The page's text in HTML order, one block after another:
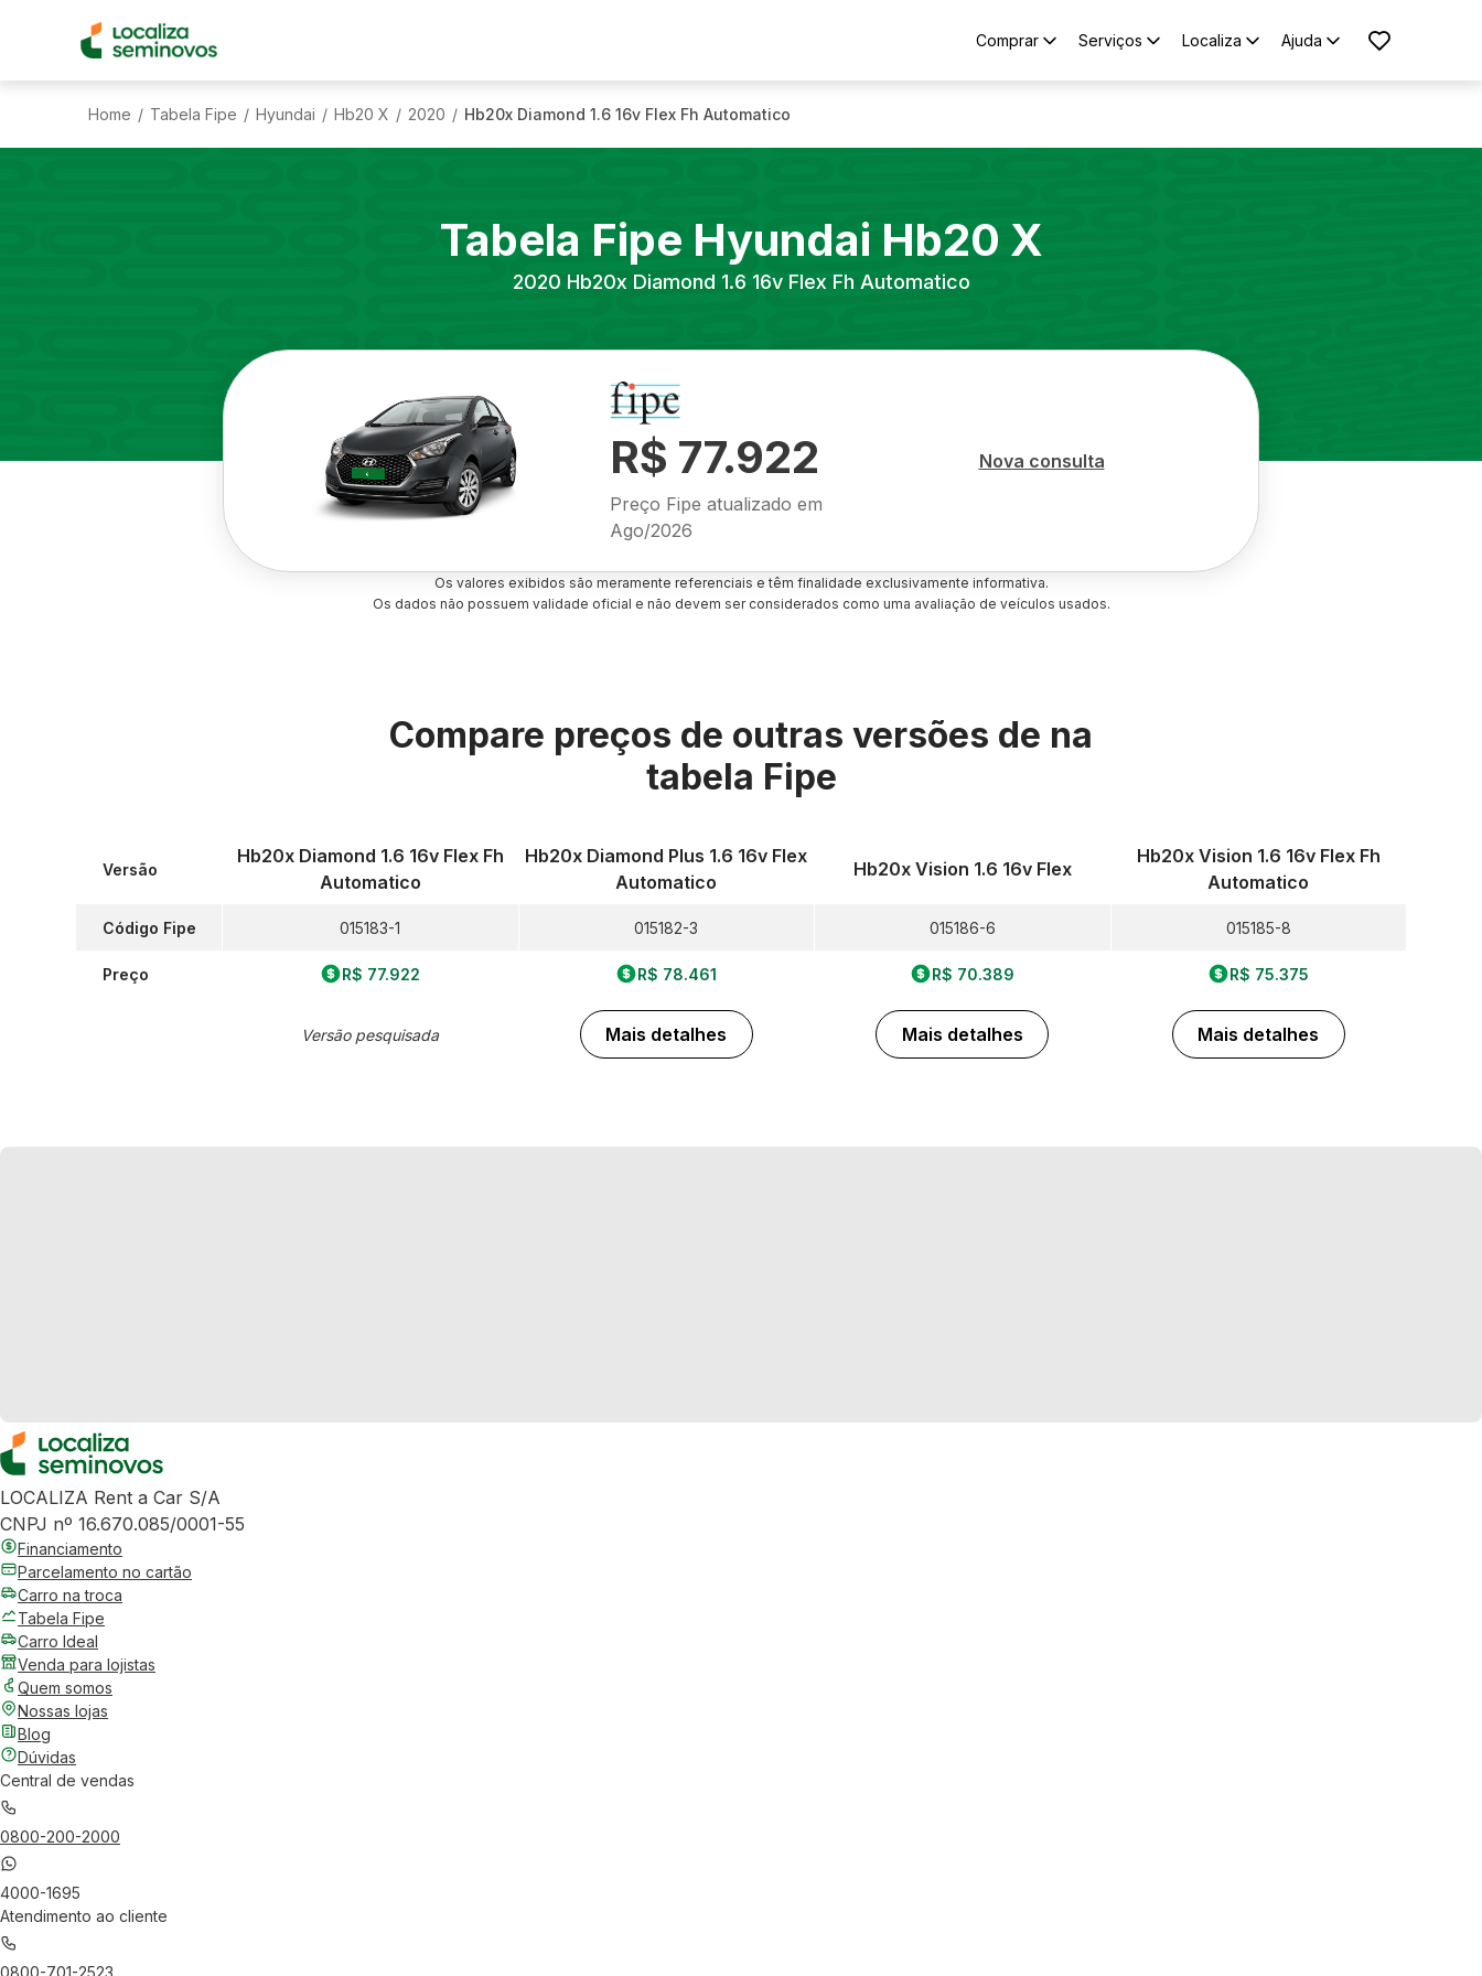
Comprar Serviços Localiza Ajuda
Home / Tabela Fipe / Hyundai / Hb20 X / 2020 / Hb20x Diamond 1.6 16v Flex Fh Automatico
Tabela Fipe Hyundai Hb20 X
2020 Hb20x Diamond 1.6 16v Flex Fh Automatico
R$ 77.922
Preço Fipe atualizado em
Ago/2026
Nova consulta
Os valores exibidos são meramente referenciais e têm finalidade exclusivamente informativa.
Os dados não possuem validade oficial e não devem ser considerados como uma avaliação de veículos usados.
Compare preços de outras versões de na
tabela Fipe
Versão
Código Fipe
Preço
Hb20x Diamond 1.6 16v Flex Fh
Automatico
015183-1
R$ 77.922
Versão pesquisada
Hb20x Diamond Plus 1.6 16v Flex
Automatico
015182-3
R$ 78.461
Mais detalhes
Hb20x Vision 1.6 16v Flex
015186-6
R$ 70.389
Mais detalhes
Hb20x Vision 1.6 16v Flex Fh
Automatico
015185-8
R$ 75.375
Mais detalhes
LOCALIZA Rent a Car S/A
CNPJ nº 16.670.085/0001-55
Financiamento
Parcelamento no cartão
Carro na troca
Tabela Fipe
Carro Ideal
Venda para lojistas
Quem somos
Nossas lojas
Blog
Dúvidas
Central de vendas
0800-200-2000
4000-1695
Atendimento ao cliente
0800-701-2523